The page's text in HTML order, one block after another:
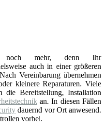
noch mehr, denn Ihr
auch in einer größeren
Vereinbarung übernehmen
kleinere Reparaturen. Viele
die Bereitstellung, Installation
an. In diesen Fällen
dauernd vor Ort anwesend.
vorbei.